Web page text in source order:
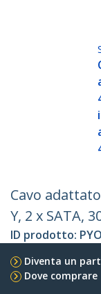
Cavo
Y, 2 x SATA,
ID prodotto:
Diventa un
Dove comprare